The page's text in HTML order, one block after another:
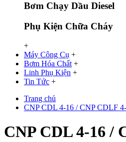
Bơm Chạy Dầu Diesel
Phụ Kiện Chữa Cháy
+
Máy Công Cụ +
Bơm Hóa Chất +
Linh Phụ Kiện +
Tin Tức +
Trang chủ
CNP CDL 4-16 / CNP CDLF
CNP CDL 4-16 /